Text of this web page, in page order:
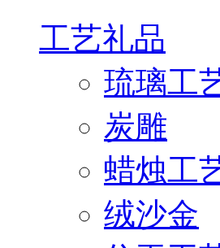
工艺礼品
琉璃工
炭雕
蜡烛工
绒沙金